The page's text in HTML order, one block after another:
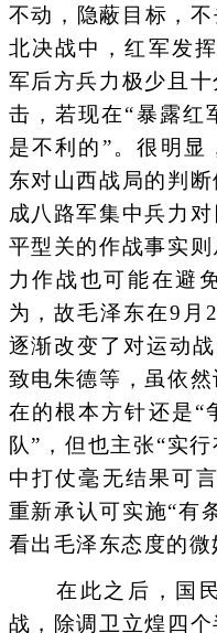
不动，隐蔽目标，
北决战中，红军发
军后方兵力极少且
击，若现在“暴露红
是不利的”。很明显
东对山西战局的判
成八路军集中兵力
平型关的作战事实
力作战也可能在避
为，故毛泽东在9月
逐渐改变了对运动
致电朱德等，虽依
在的根本方针还是“
队”，但也主张“实
中打仗毫无结果可
重新承认可实施“有
看出毛泽东态度的微
在此之后，国民
战，除调卫立煌四